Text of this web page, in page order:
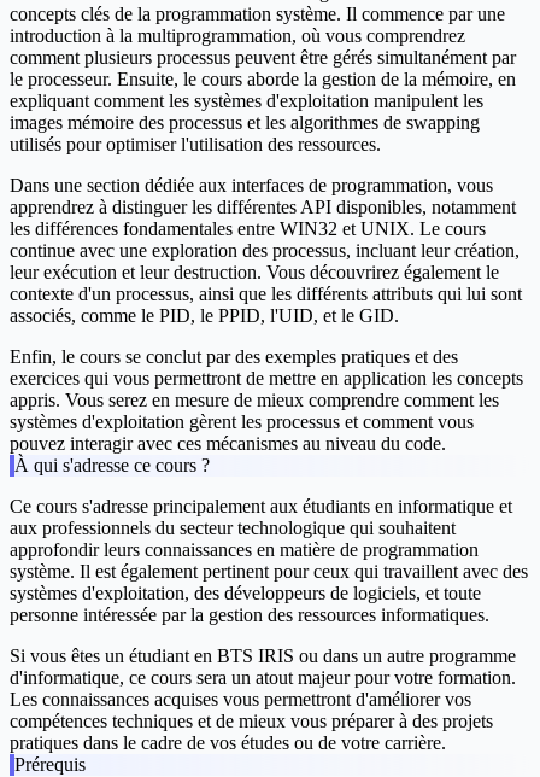
concepts clés de la programmation système. Il commence par une
introduction à la multiprogrammation, où vous comprendrez
comment plusieurs processus peuvent être gérés simultanément par
le processeur. Ensuite, le cours aborde la gestion de la mémoire, en
expliquant comment les systèmes d'exploitation manipulent les
images mémoire des processus et les algorithmes de swapping
utilisés pour optimiser l'utilisation des ressources.
Dans une section dédiée aux interfaces de programmation, vous
apprendrez à distinguer les différentes API disponibles, notamment
les différences fondamentales entre WIN32 et UNIX. Le cours
continue avec une exploration des processus, incluant leur création,
leur exécution et leur destruction. Vous découvrirez également le
contexte d'un processus, ainsi que les différents attributs qui lui sont
associés, comme le PID, le PPID, l'UID, et le GID.
Enfin, le cours se conclut par des exemples pratiques et des
exercices qui vous permettront de mettre en application les concepts
appris. Vous serez en mesure de mieux comprendre comment les
systèmes d'exploitation gèrent les processus et comment vous
pouvez interagir avec ces mécanismes au niveau du code.
À qui s'adresse ce cours ?
Ce cours s'adresse principalement aux étudiants en informatique et
aux professionnels du secteur technologique qui souhaitent
approfondir leurs connaissances en matière de programmation
système. Il est également pertinent pour ceux qui travaillent avec des
systèmes d'exploitation, des développeurs de logiciels, et toute
personne intéressée par la gestion des ressources informatiques.
Si vous êtes un étudiant en BTS IRIS ou dans un autre programme
d'informatique, ce cours sera un atout majeur pour votre formation.
Les connaissances acquises vous permettront d'améliorer vos
compétences techniques et de mieux vous préparer à des projets
pratiques dans le cadre de vos études ou de votre carrière.
Prérequis